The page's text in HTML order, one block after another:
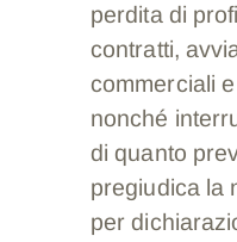
perdita di
contratti,
commerciali
nonché
di quanto
pregiudica la
per